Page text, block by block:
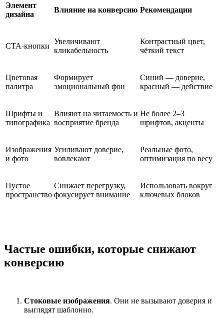
Элемент
дизайна
Влияние на конверсию Рекомендации
CTA-кнопки
Увеличивают
кликабельность
Контрастный цвет,
чёткий текст
Цветовая
палитра
Формирует
эмоциональный фон
Синий — доверие,
красный — действие
Шрифты и
типографика
Влияют на читаемость и
восприятие бренда
Не более 2–3
шрифтов, акценты
Изображения
и фото
Усиливают доверие,
вовлекают
Реальные фото,
оптимизация по весу
Пустое
пространство
Снижает перегрузку,
фокусирует внимание
Использовать вокруг
ключевых блоков
Частые ошибки, которые снижают
конверсию
Стоковые изображения. Они не вызывают доверия и
выглядят шаблонно.